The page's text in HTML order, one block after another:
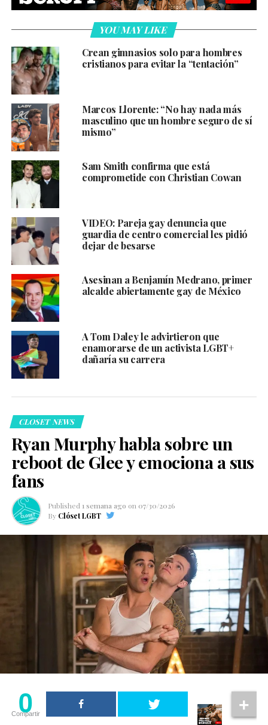
YOU MAY LIKE
Crean gimnasios solo para hombres
cristianos para evitar la “tentación”
Marcos Llorente: “No hay nada más
masculino que un hombre seguro de sí
mismo”
Sam Smith confirma que está
comprometide con Christian Cowan
VIDEO: Pareja gay denuncia que
guardia de centro comercial les pidió
dejar de besarse
Asesinan a Benjamín Medrano, primer
alcalde abiertamente gay de México
A Tom Daley le advirtieron que
enamorarse de un activista LGBT+
dañaría su carrera
CLOSET NEWS
Ryan Murphy habla sobre un
reboot de Glee y emociona a sus
fans
Published 1 semana ago on 07/30/2026
By Clóset LGBT
0
Compartir